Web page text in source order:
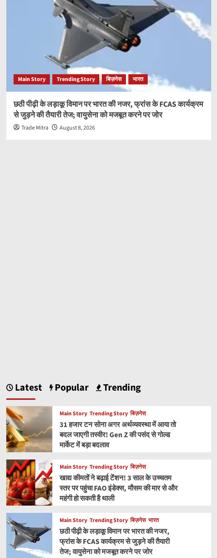
Main Story Trending Story बिज़नेस भारत
छठी पीढ़ी के लड़ाकू विमान पर भारत की नजर, फ्रांस के FCAS कार्यक्रम
से जुड़ने की तैयारी तेज; वायुसेना को मजबूत करने पर जोर
Trade Mitra August 8, 2026
Latest Popular Trending
Main Story Trending Story बिज़नेस
31 हजार टन सोना अगर अर्थव्यवस्था में आया तो
बदल जाएगी तस्वीर! Gen Z की पसंद से गोल्ड
मार्केट में बड़ा बदलाव
Main Story Trending Story बिज़नेस
खाद्य कीमतों ने बढ़ाई टेंशन! 3 साल के उच्चतम
स्तर पर पहुंचा FAO इंडेक्स, मौसम की मार से और
महंगी हो सकती है थाली
Main Story Trending Story बिज़नेस भारत
छठी पीढ़ी के लड़ाकू विमान पर भारत की नजर,
फ्रांस के FCAS कार्यक्रम से जुड़ने की तैयारी
तेज; वायुसेना को मजबूत करने पर जोर